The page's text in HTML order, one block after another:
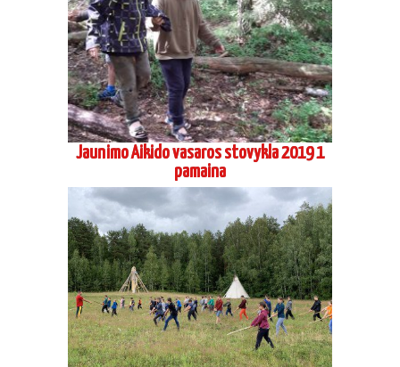
Jaunimo Aikido vasaros stovykla 2019 1
pamaina